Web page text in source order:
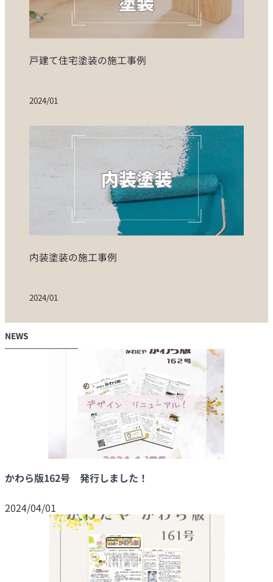
戸建て住宅塗装の施工事例
2024/01
内装塗装の施工事例
2024/01
NEWS
かわら版162号 発行しました！
2024/04/01